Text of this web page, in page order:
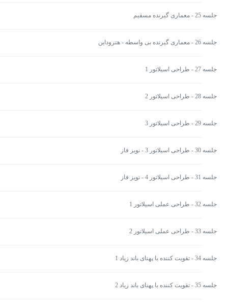
جلسه 25 - معماری گیرنده مسقیم
جلسه 26 - معماری گیرنده بی واسطه - هتروداین
جلسه 27 - طراحی اسیلاتور 1
جلسه 28 - طراحی اسیلاتور 2
جلسه 29 - طراحی اسیلاتور 3
جلسه 30 - طراحی اسیلاتور 3 - نویز فاز
جلسه 31 - طراحی اسیلاتور 4 - نویز فاز
جلسه 32 - طراحی عملی اسیلاتور 1
جلسه 33 - طراحی عملی اسیلاتور 2
جلسه 34 - تقویت کننده با پهنای باند زیاد 1
جلسه 35 - تقویت کننده با پهنای باند زیاد 2